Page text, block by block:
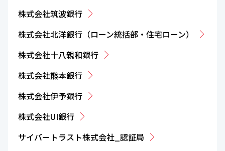
株式会社筑波銀行
株式会社北洋銀行（ローン統括部・住宅ローン）
株式会社十八親和銀行
株式会社熊本銀行
株式会社伊予銀行
株式会社UI銀行
サイバートラスト株式会社_認証局